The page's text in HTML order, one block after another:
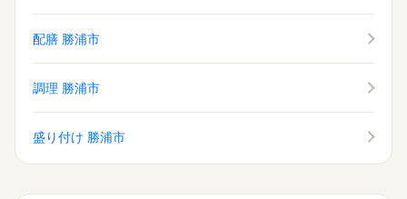
配膳 勝浦市
調理 勝浦市
盛り付け 勝浦市